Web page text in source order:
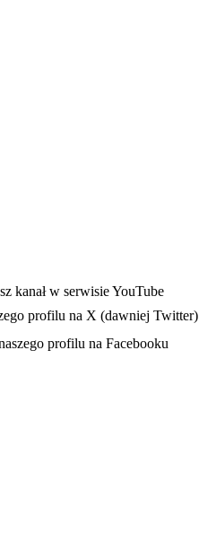
w nowej karcie
kanał w serwisie YouTube
profilu na X (dawniej Twitter)
w nowej karcieprofilu na Facebooku